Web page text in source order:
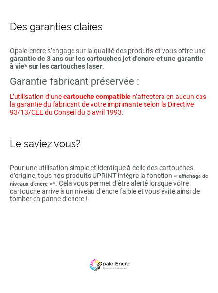
Des garanties claires
Opale-encre s’engage sur la qualité des produits et vous offre une
garantie de 3 ans sur les cartouches jet d'encre et une garantie
à vie* sur les cartouches laser.
Garantie fabricant préservée :
L’utilisation d’unecartouche compatible n’affectera en aucun cas
la garantie du fabricant de votre imprimante selon la Directive
93/13/CEE du Conseil du 5 avril 1993.
Le saviez vous?
Pour une utilisation simple et identique à celle des cartouches
d’origine, tous nos produits UPRINT intègre la fonction « affichage de
niveaux d’encre »*. Cela vous permet d’être alerté lorsque votre
cartouche arrive à un niveau d’encre faible et vous évite ainsi de
tomber en panne d’encre !